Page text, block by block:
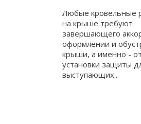
Любые кровельные
на крыше требуют
завершающего
оформлении и
крыши, а именно -
установки защиты
выступающих...